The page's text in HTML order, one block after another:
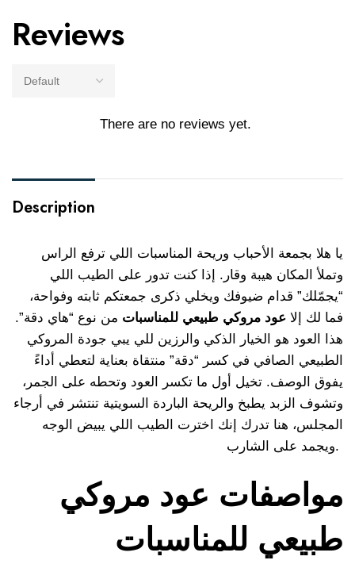
Reviews
There are no reviews yet.
Description
يا هلا بجمعة الأحباب وريحة المناسبات اللي ترفع الراس
وتملأ المكان هيبة وقار. إذا كنت تدور على الطيب اللي
“يجمّلك” قدام ضيوفك ويخلي ذكرى جمعتكم ثابته وفواحة،
فما لك إلا عود مروكي طبيعي للمناسبات من نوع “هاي دقة”.
هذا العود هو الخيار الذكي والرزين للي يبي جودة المروكي
الطبيعي الصافي في كسر “دقة” منتقاة بعناية لتعطي أداءً
يفوق الوصف. تخيل أول ما تكسر العود وتحطه على الجمر،
وتشوف الزبد يطبخ والريحة الباردة السويتية تنتشر في أرجاء
المجلس، هنا تدرك إنك اخترت الطيب اللي يبيض الوجه
ويجمد على الشارب.
مواصفات عود مروكي
طبيعي للمناسبات